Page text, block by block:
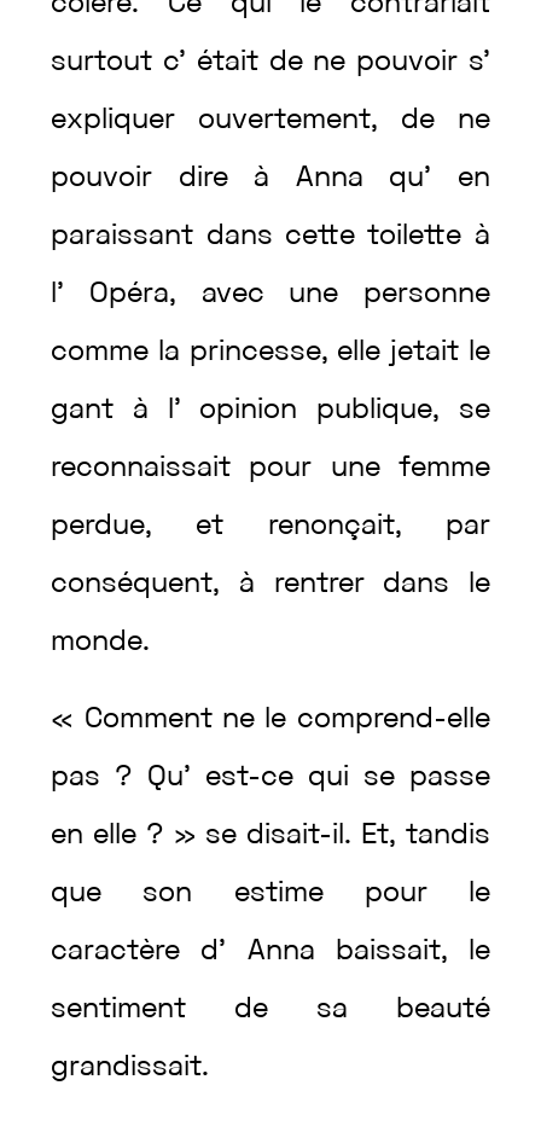
surtout c’ était de ne pouvoir s’
expliquer ouvertement, de ne
pouvoir dire à Anna qu’ en
paraissant dans cettetoilette à
l’ Opéra, avec une personne
comme la princesse, elle jetait le
gant à l’ opinion publique, se
reconnaissait pour une femme
perdue, et renonçait, par
conséquent, à rentrer dans le
monde.
« Comment ne le comprend -elle
pas ? Qu’ est-ce qui se passe
en elle ? » se disait-il . Et, tandis
que son estime pour le
caractère d’ Anna baissait, le
sentiment de sa beauté
grandissait.